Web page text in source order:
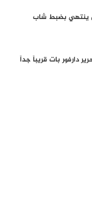
ينتهي بضبط شاب
دارفور بات قريباً جداً